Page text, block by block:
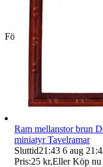
Företag
Ram mellanstor brun
miniatyr Tavelramar
Sluttid21:43 6 aug
Pris:25 kr,Eller Köp nu